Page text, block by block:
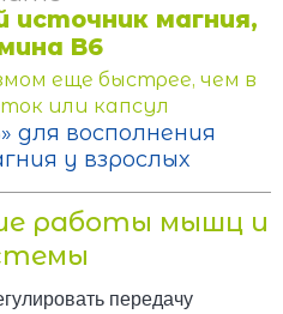
магния,
B6
еще быстрее, чем в
или капсул
для восполнения
у взрослых
работы мышц и
передачу